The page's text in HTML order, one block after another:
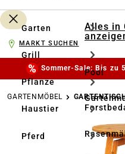
Garten
Grill
Pflanze
Haustier
Pferd
Alles in
Pool
MARKT SUCHEN
Sommer-Sale: Bis zu
GARTENMÖBEL
Bildergalerie